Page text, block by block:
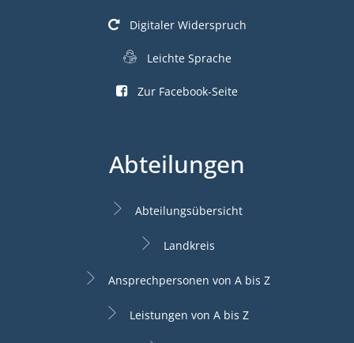
Digitaler Widerspruch
Leichte Sprache
Zur Facebook-Seite
Abteilungen
Abteilungsübersicht
Landkreis
Ansprechpersonen von A bis Z
Leistungen von A bis Z